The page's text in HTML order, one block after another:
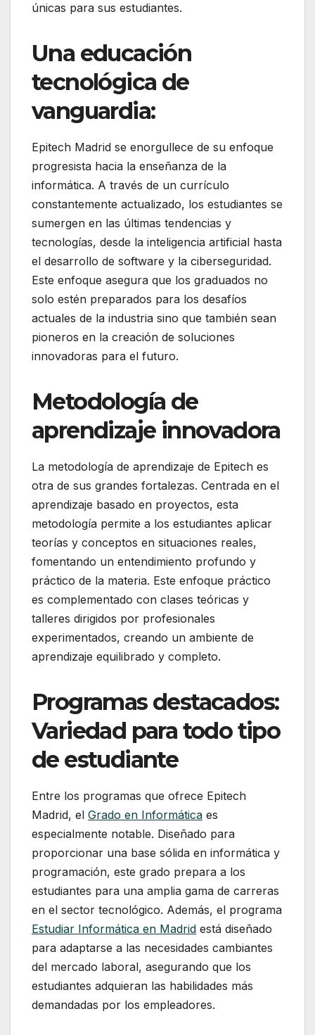
únicas para sus estudiantes.
Una educación
tecnológica de
vanguardia:
Epitech Madrid se enorgullece de su enfoque
progresista hacia la enseñanza de la
informática. A través de un currículo
constantemente actualizado, los estudiantes se
sumergen en las últimas tendencias y
tecnologías, desde la inteligencia artificial hasta
el desarrollo de software y la ciberseguridad.
Este enfoque asegura que los graduados no
solo estén preparados para los desafíos
actuales de la industria sino que también sean
pioneros en la creación de soluciones
innovadoras para el futuro.
Metodología de
aprendizaje innovadora
La metodología de aprendizaje de Epitech es
otra de sus grandes fortalezas. Centrada en el
aprendizaje basado en proyectos, esta
metodología permite a los estudiantes aplicar
teorías y conceptos en situaciones reales,
fomentando un entendimiento profundo y
práctico de la materia. Este enfoque práctico
es complementado con clases teóricas y
talleres dirigidos por profesionales
experimentados, creando un ambiente de
aprendizaje equilibrado y completo.
Programas destacados:
Variedad para todo tipo
de estudiante
Entre los programas que ofrece Epitech
Madrid, el Grado en Informática es
especialmente notable. Diseñado para
proporcionar una base sólida en informática y
programación, este grado prepara a los
estudiantes para una amplia gama de carreras
en el sector tecnológico. Además, el programa
Estudiar Informática en Madrid está diseñado
para adaptarse a las necesidades cambiantes
del mercado laboral, asegurando que los
estudiantes adquieran las habilidades más
demandadas por los empleadores.